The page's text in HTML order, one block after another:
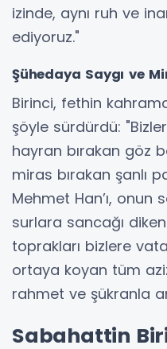
izinde, aynı ruh ve
ediyoruz."
Şühedaya Saygı ve
Birinci, fethin
şöyle sürdürdü:
hayran bırakan göz
miras bırakan şanlı
Mehmet Han’ı, onun
surlara sancağı
toprakları bizlere
ortaya koyan tüm
rahmet ve şükranla
Sabahattin